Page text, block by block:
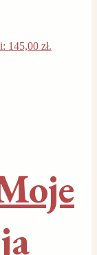
145,00 zł.